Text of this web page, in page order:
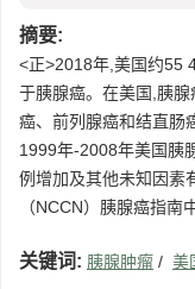
摘要:
<正>2018年,美国约55
于胰腺癌。在美国,胰
癌、前列腺癌和结直肠
1999年-2008年美国胰
例增加及其他未知因素
（NCCN）胰腺癌指南
关键词: 胰腺肿瘤 / 美